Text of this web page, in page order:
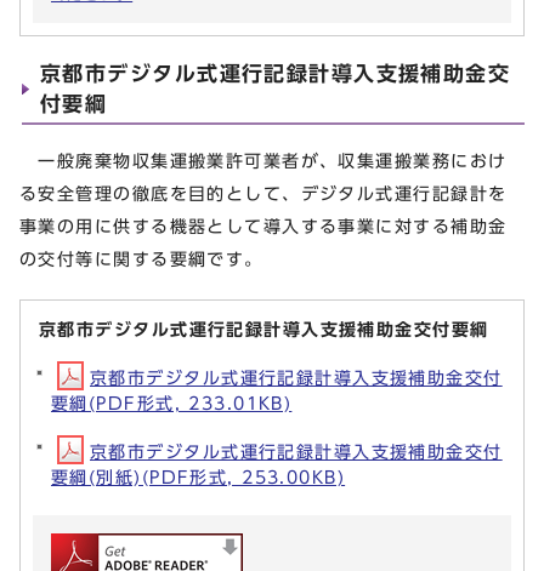
京都市デジタル式運行記録計導入支援補助金交
付要綱
一般廃棄物収集運搬業許可業者が、収集運搬業務におけ
る安全管理の徹底を目的として、デジタル式運行記録計を
事業の用に供する機器として導入する事業に対する補助金
の交付等に関する要綱です。
京都市デジタル式運行記録計導入支援補助金交付要綱
京都市デジタル式運行記録計導入支援補助金交付
要綱(PDF形式, 233.01KB)
京都市デジタル式運行記録計導入支援補助金交付
要綱(別紙)(PDF形式, 253.00KB)